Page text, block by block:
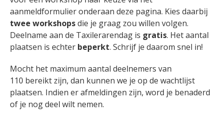
aanmeldformulier onderaan deze pagina. Kies daarbij
twee workshopsdie je graag zou willen volgen.
Deelname aan de Taxilerarendag is gratis. Het aantal
plaatsen is echter beperkt. Schrijf je daarom snel in!
Mocht het maximum aantal deelnemers van
110 bereikt zijn, dan kunnen we je op de wachtlijst
plaatsen. Indien er afmeldingen zijn, word je benaderd
of je nog deel wilt nemen.